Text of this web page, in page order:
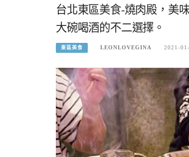
台北東區美食-燒肉殿，美
大碗喝酒的不二選擇。
東區美食 LEONLOVEGINA 2021-